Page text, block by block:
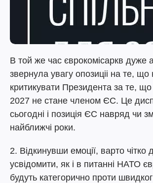
В той же час єврокомісаркв дуже
звернула увагу опозиціі на те, що
критикувати Президента за те, що
2027 не стане членом ЄС. Це
сьогодні і позиція ЄС навряд чи
найближчі роки.
2. Відкинувши емоції, варто чітко
усвідомити, як і в питанні НАТО
будуть категорично проти